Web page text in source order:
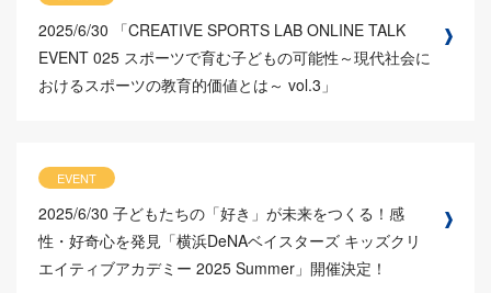
2025/6/30
「CREATIVE SPORTS LAB ONLINE TALK
EVENT 025 スポーツで育む子どもの可能性～現代社会に
おけるスポーツの教育的価値とは～ vol.3」
EVENT
2025/6/30 子どもたちの「好き」が未来をつくる！感
性・好奇心を発見「横浜DeNAベイスターズ キッズクリ
エイティブアカデミー 2025 Summer」開催決定！